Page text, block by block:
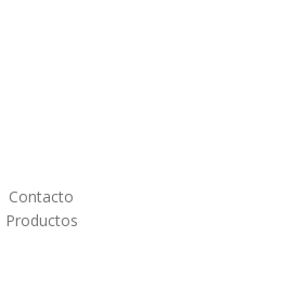
Contacto
Productos